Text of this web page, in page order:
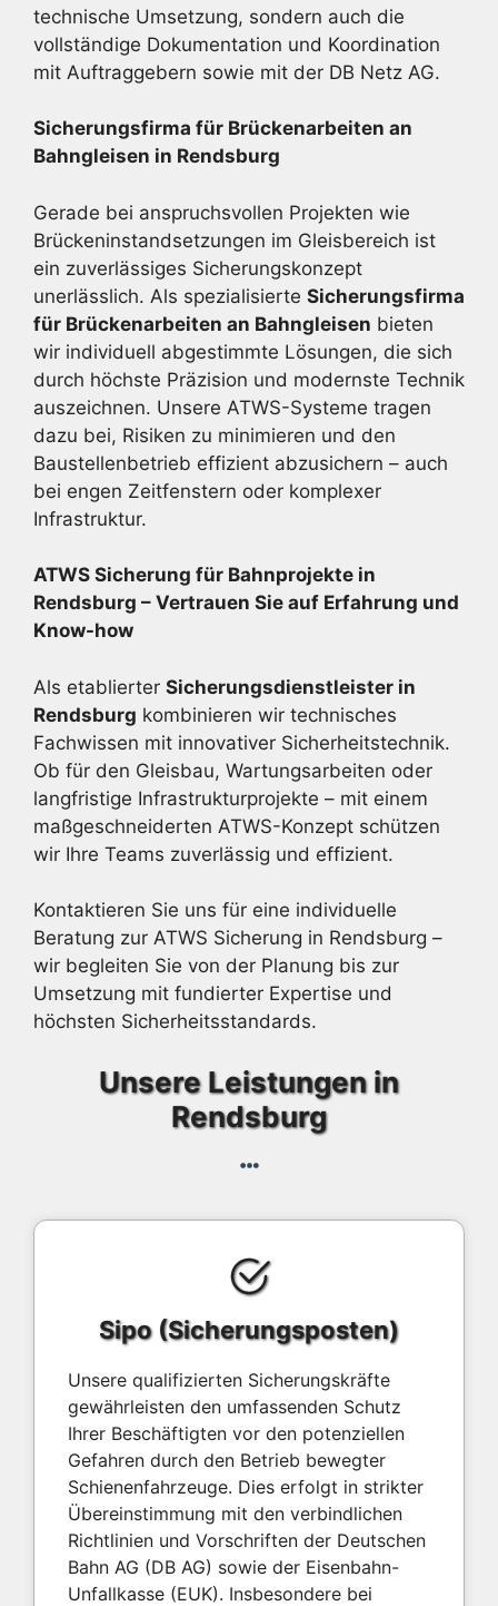
technische Umsetzung, sondern auch die
vollständige Dokumentation und Koordination
mit Auftraggebern sowie mit der DB Netz AG.
Sicherungsfirma für Brückenarbeiten an
Bahngleisen in Rendsburg
Gerade bei anspruchsvollen Projekten wie
Brückeninstandsetzungen im Gleisbereich ist
ein zuverlässiges Sicherungskonzept
unerlässlich. Als spezialisierte Sicherungsfirma
für Brückenarbeiten an Bahngleisen bieten
wir individuell abgestimmte Lösungen, die sich
durch höchste Präzision und modernste Technik
auszeichnen. Unsere ATWS-Systeme tragen
dazu bei, Risiken zu minimieren und den
Baustellenbetrieb effizient abzusichern – auch
bei engen Zeitfenstern oder komplexer
Infrastruktur.
ATWS Sicherung für Bahnprojekte in
Rendsburg – Vertrauen Sie auf Erfahrung und
Know-how
Als etablierter Sicherungsdienstleister in
Rendsburg kombinieren wir technisches
Fachwissen mit innovativer Sicherheitstechnik.
Ob für den Gleisbau, Wartungsarbeiten oder
langfristige Infrastrukturprojekte – mit einem
maßgeschneiderten ATWS-Konzept schützen
wir Ihre Teams zuverlässig und effizient.
Kontaktieren Sie uns für eine individuelle
Beratung zur ATWS Sicherung in Rendsburg –
wir begleiten Sie von der Planung bis zur
Umsetzung mit fundierter Expertise und
höchsten Sicherheitsstandards.
Unsere Leistungen in
Rendsburg
Sipo (Sicherungsposten)
Unsere qualifizierten Sicherungskräfte
gewährleisten den umfassenden Schutz
Ihrer Beschäftigten vor den potenziellen
Gefahren durch den Betrieb bewegter
Schienenfahrzeuge. Dies erfolgt in strikter
Übereinstimmung mit den verbindlichen
Richtlinien und Vorschriften der Deutschen
Bahn AG (DB AG) sowie der Eisenbahn-
Unfallkasse (EUK). Insbesondere bei